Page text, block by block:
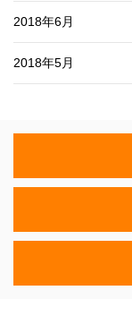
2018年6月
2018年5月